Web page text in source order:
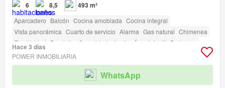
6 8,5 493 m²
Aparcadero Balcón Cocina amoblada Cocina integral
Vista panorámica Cuarto de servicio Alarma Gas natural Chimenea
Electricidad Depósito Seguridad privada Área infantil Barbecue
Acceso para personas con discapacidad
Hace 3 días
POWER INMOBILIARIA
WhatsApp